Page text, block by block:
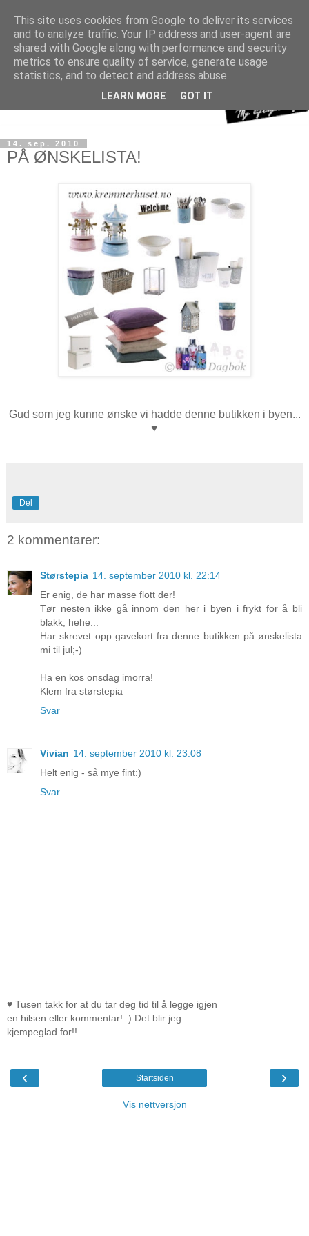
14. sep. 2010
PÅ ØNSKELISTA!
Gud som jeg kunne ønske vi hadde denne butikken i byen...
♥
Del
2 kommentarer:
Størstepia 14. september 2010 kl. 22:14
Er enig, de har masse flott der!
Tør nesten ikke gå innom den her i byen i frykt for å bli
blakk, hehe...
Har skrevet opp gavekort fra denne butikken på ønskelista
mi til jul;-)
Ha en kos onsdag imorra!
Klem fra størstepia
Svar
Vivian 14. september 2010 kl. 23:08
Helt enig - så mye fint:)
Svar
♥ Tusen takk for at du tar deg tid til å legge igjen
en hilsen eller kommentar! :) Det blir jeg
kjempeglad for!!
‹ ›
Startsiden
Vis nettversjon
This site uses cookies from Google to deliver its services
and to analyze traffic. Your IP address and user-agent are
shared with Google along with performance and security
metrics to ensure quality of service, generate usage
statistics, and to detect and address abuse.
LEARN MORE GOT IT